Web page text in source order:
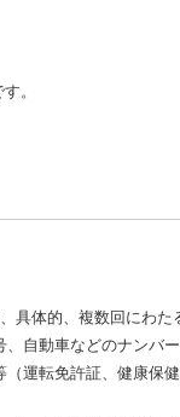
。
具体的、複数回にわた
自動車などのナンバ
運転免許証、健康保